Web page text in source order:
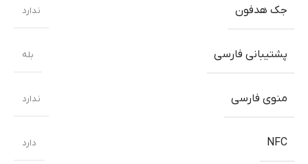
جک هدفون ندارد
پشتیبانی فارسی بله
منوی فارسی ندارد
NFC دارد